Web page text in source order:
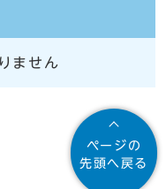
ません
ページの
先頭へ戻る